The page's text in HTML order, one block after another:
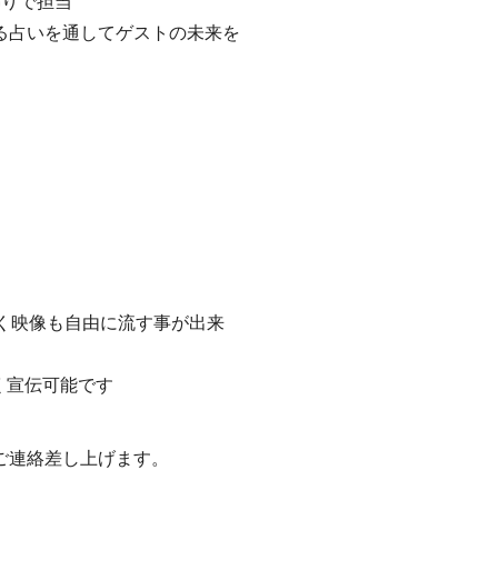
いを通してゲストの未来を
映像も自由に流す事が出来
伝可能です
絡差し上げます。